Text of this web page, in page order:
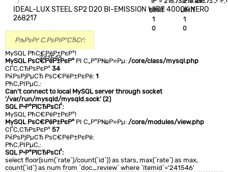
LIMIT
1
0
LIMIT
1
0
IDEAL-LUX STEEL SP2 D20 BI-EMISSION WIDE 4000K NERO
268217
РљРѕРґ С‚РѕРІР°СЂСѓ:
241546
MySQL РћС€РёР±РєР°!
MySQL РѕС€РёР±РєР° РІ С„Р°Р№Р»Рµ: /core/class/mysql.php
СЃС‚СЂРѕРєР° 34
РќРѕРјРµСЂ РѕС€РёР±РєРё: 1
РћС‚РІРµС‚:
Can't connect to local MySQL server through socket
'/var/run/mysqld/mysqld.sock' (2)
SQL Р·Р°РїСЂРѕСЃ:
MySQL РћС€РёР±РєР°!
MySQL РѕС€РёР±РєР° РІ С„Р°Р№Р»Рµ: /core/modules/view.php
СЃС‚СЂРѕРєР° 57
РќРѕРјРµСЂ РѕС€РёР±РєРё:
РћС‚РІРµС‚:
SQL Р·Р°РїСЂРѕСЃ:
select floor(sum(`rate`)/count(`id`)) as stars, max(`rate`) as max,
count(`id`) as num from `doc_review` where `itemid`='241546'